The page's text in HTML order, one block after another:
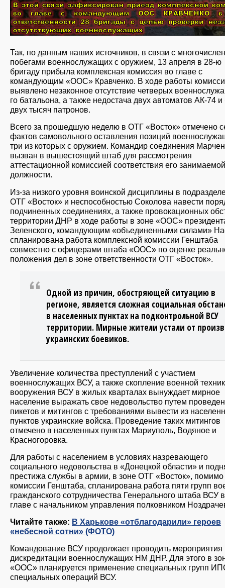
Так, по данным наших источников, в связи с
побегами военнослужащих с оружием, 13 апреля в 28-ю
бригаду прибыла комплексная комиссия во главе с
командующим «ООС» Кравченко. В ходе работы
выявлено незаконное отсутствие четверых
го батальона, а также недостача двух автоматов АК-74
двух тысяч патронов.
Всего за прошедшую неделю в ОТГ «Восток» отмечено
фактов самовольного оставления позиций
три из которых с оружием. Командир соединения
вызван в вышестоящий штаб для рассмотрения
аттестационной комиссией соответствия его занимаемой
должности.
Из-за низкого уровня воинской дисциплины в
ОТГ «Восток» и неспособностью Соколова навести
подчиненных соединениях, а также провокационных
территории ДНР в ходе работы в зоне «ООС»
Зеленского, командующим «объединенными силами»
спланирована работа комплексной комиссии Генштаба
совместно с офицерами штаба «ООС» по оценке
положения дел в зоне ответственности ОТГ «Восток».
Одной из причин, обостряющей ситуацию в
регионе, является сложная социальная
в населенных пунктах на подконтрольной ВСУ
территории. Мирные жители устали от
украинских боевиков.
Увеличение количества преступлений с участием
военнослужащих ВСУ, а также скопление военной
вооружения ВСУ в жилых кварталах вынуждает мирное
население выражать свое недовольство путем
пикетов и митингов с требованиями вывести из
пунктов украинские войска. Проведение таких митингов
отмечено в населенных пунктах Мариуполь, Водяное и
Красногоровка.
Для работы с населением в условиях назревающего
социального недовольства в «Донецкой области» и
престижа службы в армии, в зоне ОТГ «Восток», помимо
комиссии Генштаба, спланирована работа пяти групп
гражданского сотрудничества Генерального штаба ВСУ
главе с начальником управления полковником
Читайте также: В Харькове «отблагодарили» героев
«небесной сотни» (ФОТО)
Командование ВСУ продолжает проводить мероприятия
дискредитации военнослужащих НМ ДНР. Для этого в
«ООС» планируется применение специальных групп
специальных операций ВСУ.